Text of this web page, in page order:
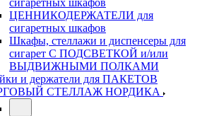
сигаретных шкафов
ЦЕННИКОДЕРЖАТЕЛИ для
сигаретных шкафов
Шкафы, стеллажи и диспенсеры для
сигарет С ПОДСВЕТКОЙ и/или
ВЫДВИЖНЫМИ ПОЛКАМИ
и держатели для ПАКЕТОВ
СТЕЛЛАЖ НОРДИКА